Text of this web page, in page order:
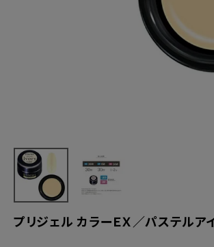
プリジェル カラーＥＸ／パステルア